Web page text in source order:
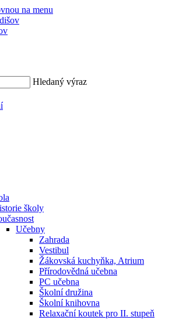
na menu
Hledaný výraz
školy
Učebny
Zahrada
Vestibul
Žákovská kuchyňka, Atrium
Přírodovědná učebna
PC učebna
Školní družina
Školní knihovna
Relaxační koutek pro II. stupeň